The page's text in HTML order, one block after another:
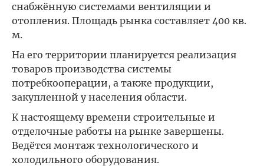
снабжённую системами вентиляции и
отопления. Площадь рынка составляет 400 кв.
м.
На его территории планируется реализация
товаров производства системы
потребкооперации, а также продукции,
закупленной у населения области.
К настоящему времени строительные и
отделочные работы на рынке завершены.
Ведётся монтаж технологического и
холодильного оборудования.